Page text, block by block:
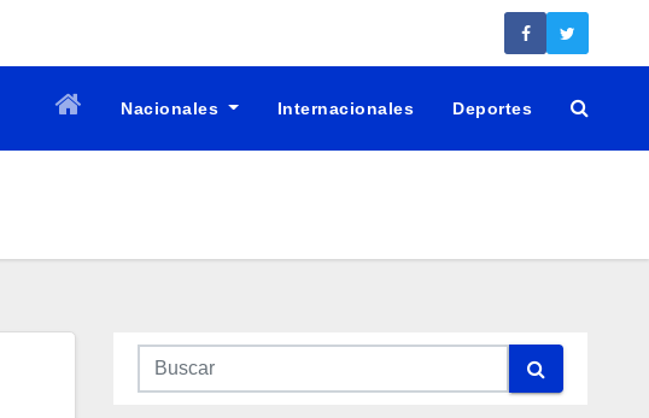
Nacionales Internacionales Deportes